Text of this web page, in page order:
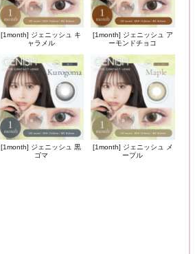
[1month] ジェニッシュ キ
ャラメル
[1month] ジェニッシュ ア
ーモンドチョコ
[1month] ジェニッシュ 黒
ゴマ
[1month] ジェニッシュ メ
ープル